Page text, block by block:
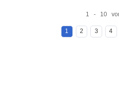
1 - 10
1 2 3 4